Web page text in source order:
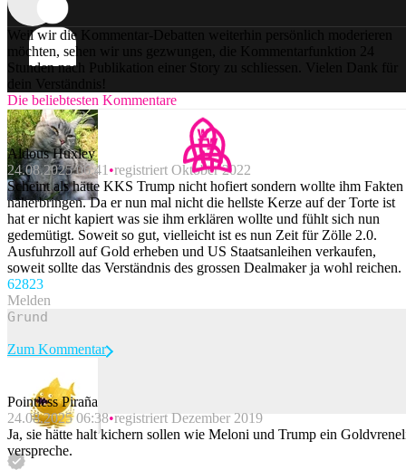
Weil wir die Kommentar-Debatten weiterhin persönlich moderieren
möchten, sehen wir uns gezwungen, die Kommentarfunktion 24
Stunden nach Publikation einer Story zu schliessen. Vielen Dank für
dein Verständnis!
Die beliebtesten Kommentare
Aldous Huxley
24.08.2025 06:41 registriert Oktober 2022
Scheint als hätte KKS Trump nicht hofiert sondern wollte ihm Fakten
näherbringen. Da er nun mal nicht die hellste Kerze auf der Torte ist
hat er nicht kapiert was sie ihm erklären wollte und fühlt sich nun
gedemütigt. Soweit so gut, vielleicht ist es nun Zeit für Zölle 2.0.
Ausfuhrzoll auf Gold erheben und US Staatsanleihen verkaufen,
soweit sollte das Verständnis des grossen Dealmaker ja wohl reichen.
62823
Melden
Beitrag melden
Zum Kommentar
Pointless Piraña
24.08.2025 06:38 registriert Dezember 2019
Ja, sie hätte halt kichern sollen wie Meloni und Trump ein
verspreche.